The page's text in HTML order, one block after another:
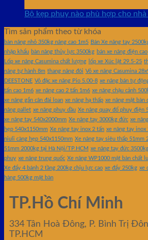
Bộ kẹp phuy nào phù hợp cho nhà
Tìm sản phẩm theo từ khóa
bàn nâng nhỏ 350kg nâng cao 1m5 Bán Xe nâng tay
nhập khẩu bàn nâng thủy lực 3500kg bán xe nâng điện cao
Lốp xe nâng Casumina chất lượng
lốp xe Xúc lật 29.5-25
nâng tự hành 8m thang nâng đôi Vỏ xe nâng Casumina
DEESTONE Vỏ đặc xe nâng Pio 5.00-8 xe nâng bán tự
tấn cao 1m6 xe nâng cao 2 tấn 1m6 xe nâng chậu cảnh
xe nâng gắn cân đài loan xe nâng hạ thấp xe nâng mặt bàn
nâng pallet xe nâng phuy dầu Xe nâng quay đổ phuy điện
xe nâng tay 540x2000mm Xe nâng tay 3000kg đức xe
hẹp 540x1150mm Xe nâng tay inox 2 tấn xe nâng tay
niuli càng hẹp 540x1150mm Xe nâng tay siêu thấp 51mm
51mm 2000kg tại Hà Nội/TP.HCM xe nâng tay đức
phuy xe nâng trung quốc Xe nâng WP1000 mặt bàn chất
Xe đẩy 4 bánh 2 tầng 200kg chịu lực cao xe đẩy 250kg xe
hàng 500kg mặt bàn
TP.Hồ Chí Minh
334 Tân Hoà Đông, P. Bình Trị
TP.HCM